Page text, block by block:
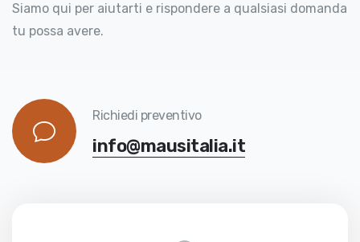
Siamo qui per aiutarti e rispondere a qualsiasi domanda
tu possa avere.
Richiedi preventivo
info@mausitalia.it